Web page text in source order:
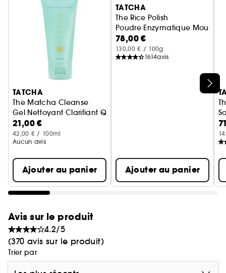
d'hydratation de la peau pour éviter une
sensation de sécheresse et de tiraillement.
Minimise le glissement du maquillage
Révèle un teint propre en lissant la texture de la
peau et en réduisant l'excès de sébum et de
brillance pour un maquillage qui dure toute la
journée.
Ignorer le carrousel produits
TATCHA
The Matcha Cleanse
Gel Nettoyant Clarifiant Quotidien Format Voyage
21,00 €
42,00 € / 100ml
Aucun avis
Ajouter au panier
TATCHA
The Rice Polish
Poudre Enzymatique
78,00 €
130,00 € / 100g
1614avis
Ajouter au panier
Avis sur le produit
4.2/5
(370 avis sur le produit)
Trier par